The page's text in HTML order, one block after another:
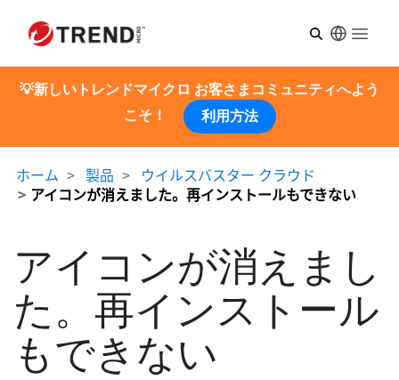
Open
💡新しいトレンドマイクロ お客さまコミュニティへよう
こそ！
利用方法
ホーム 製品
ウイルスバスター クラウド
アイコンが消えました。再インストールもできない
アイコンが消えまし
た。再インストール
もできない